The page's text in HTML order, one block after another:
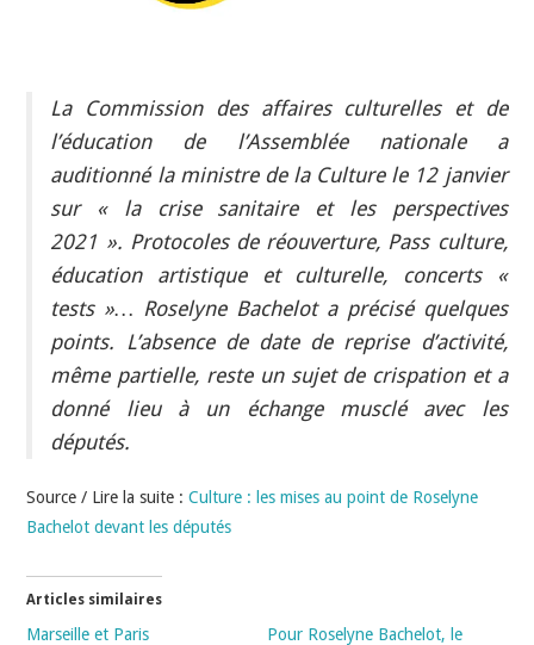
La Commission des affaires culturelles et de
l’éducation de l’Assemblée nationale a
auditionné la ministre de la Culture le 12 janvier
sur « la crise sanitaire et les perspectives
2021 ». Protocoles de réouverture, Pass culture,
éducation artistique et culturelle, concerts «
tests »… Roselyne Bachelot a précisé quelques
points. L’absence de date de reprise d’activité,
même partielle, reste un sujet de crispation et a
donné lieu à un échange musclé avec les
députés.
Source / Lire la suite :Culture : les mises au point de Roselyne
Bachelot devant les députés
Articles similaires
Marseille et Paris
Pour Roselyne Bachelot, le